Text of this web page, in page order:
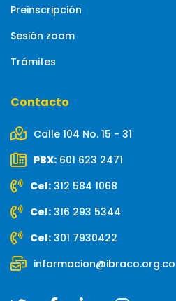
Preinscripción
Sesión zoom
Trámites
Contacto
Calle 104 No. 15 - 31
PBX: 601 623 2471
Cel: 312 584 1068
Cel: 316 293 5344
Cel: 301 7930422
informacion@ibraco.org.co